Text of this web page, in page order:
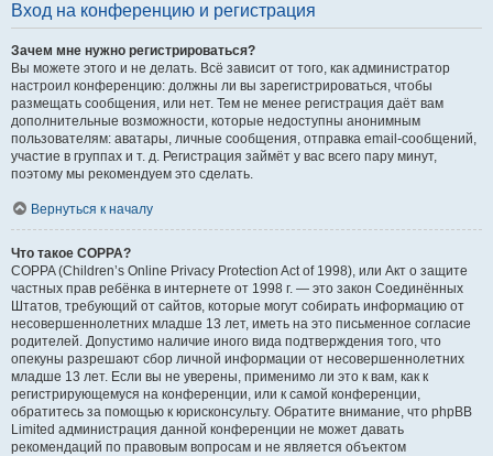
Вход на конференцию и регистрация
Зачем мне нужно регистрироваться?
Вы можете этого и не делать. Всё зависит от того, как администратор
настроил конференцию: должны ли вы зарегистрироваться, чтобы
размещать сообщения, или нет. Тем не менее регистрация даёт вам
дополнительные возможности, которые недоступны анонимным
пользователям: аватары, личные сообщения, отправка email-сообщений,
участие в группах и т. д. Регистрация займёт у вас всего пару минут,
поэтому мы рекомендуем это сделать.
Вернуться к началу
Что такое COPPA?
COPPA (Children’s Online Privacy Protection Act of 1998), или Акт о защите
частных прав ребёнка в интернете от 1998 г. — это закон Соединённых
Штатов, требующий от сайтов, которые могут собирать информацию от
несовершеннолетних младше 13 лет, иметь на это письменное согласие
родителей. Допустимо наличие иного вида подтверждения того, что
опекуны разрешают сбор личной информации от несовершеннолетних
младше 13 лет. Если вы не уверены, применимо ли это к вам, как к
регистрирующемуся на конференции, или к самой конференции,
обратитесь за помощью к юрисконсульту. Обратите внимание, что phpBB
Limited администрация данной конференции не может давать
рекомендаций по правовым вопросам и не является объектом